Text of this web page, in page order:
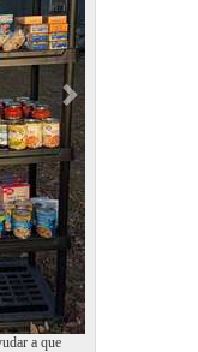
a que